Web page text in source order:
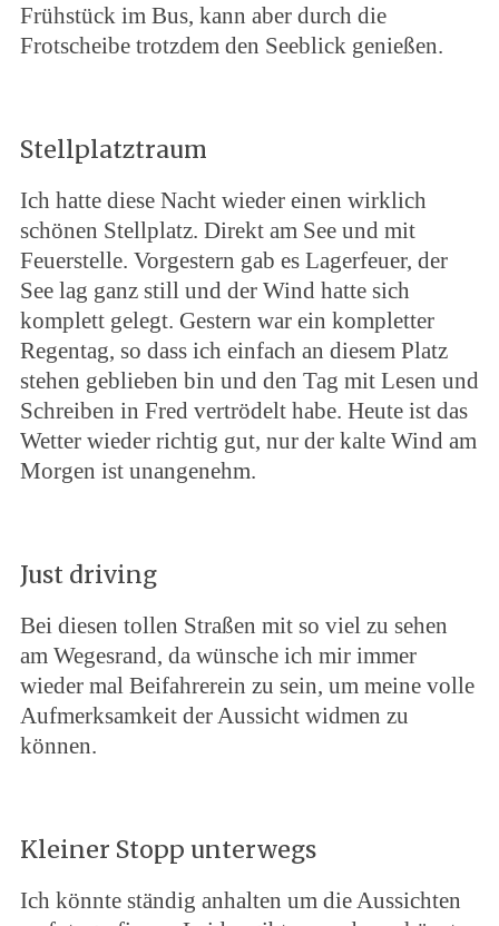
Frühstück im Bus, kann aber durch die
Frotscheibe trotzdem den Seeblick genießen.
Stellplatztraum
Ich hatte diese Nacht wieder einen wirklich
schönen Stellplatz. Direkt am See und mit
Feuerstelle. Vorgestern gab es Lagerfeuer, der
See lag ganz still und der Wind hatte sich
komplett gelegt. Gestern war ein kompletter
Regentag, so dass ich einfach an diesem Platz
stehen geblieben bin und den Tag mit Lesen und
Schreiben in Fred vertrödelt habe. Heute ist das
Wetter wieder richtig gut, nur der kalte Wind am
Morgen ist unangenehm.
Just driving
Bei diesen tollen Straßen mit so viel zu sehen
am Wegesrand, da wünsche ich mir immer
wieder mal Beifahrerein zu sein, um meine volle
Aufmerksamkeit der Aussicht widmen zu
können.
Kleiner Stopp unterwegs
Ich könnte ständig anhalten um die Aussichten